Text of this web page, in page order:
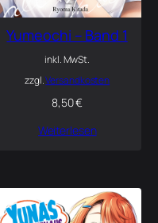
Yumeochi – Band 1
inkl. MwSt.
zzgl.Versandkosten
8,50€
Weiterlesen